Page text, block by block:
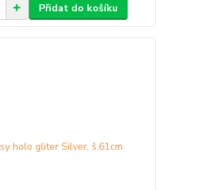
Přidat do košíku